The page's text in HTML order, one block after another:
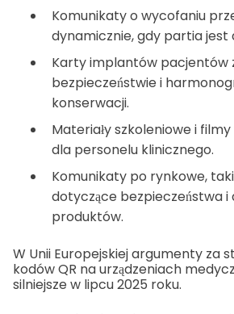
Komunikaty o wycofaniu
dynamicznie, gdy partia jest
Karty implantów pacjentów
bezpieczeństwie i
konserwacji.
Materiały szkoleniowe i
dla personelu klinicznego.
Komunikaty po rynkowe,
dotyczące bezpieczeństwa i
produktów.
W Unii Europejskiej argumenty za
kodów QR na urządzeniach
silniejsze w lipcu 2025 roku.